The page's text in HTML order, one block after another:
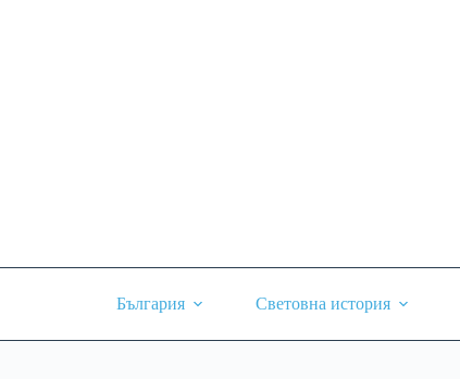
България Световна история